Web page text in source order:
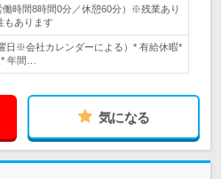
働時間8時間0分／休憩60分）※残業あり
もあります
日※会社カレンダーによる）* 有給休暇*
年間…
気になる